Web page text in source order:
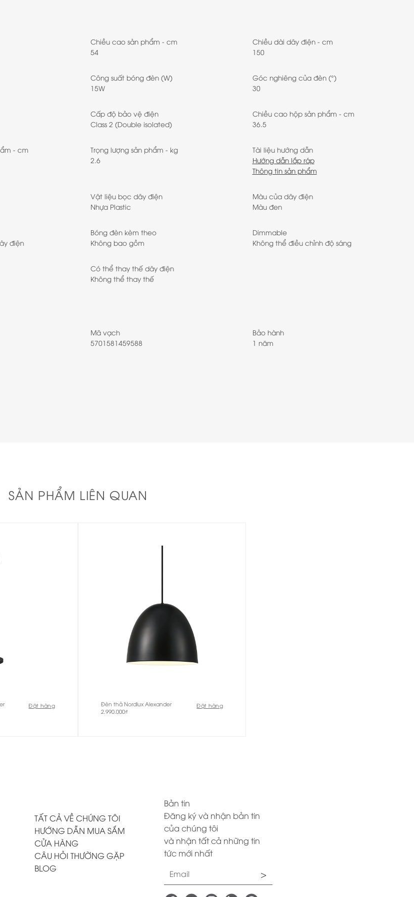
Chiều cao sản phẩm - cm
54
Chiều dài dây điện - cm
150
Công suất bóng đèn (W)
15W
Góc nghiêng của đèn (°)
30
Cấp độ bảo vệ điện
Class 2 (Double isolated)
Chiều cao hộp sản phẩm - cm
36.5
- cm
Trọng lượng sản phẩm - kg
2.6
Tài liệu hướng dẫn
Hướng dẫn lắp ráp
Thông tin sản phẩm
Vật liệu bọc dây điện
Nhựa Plastic
Màu của dây điện
Màu đen
điện
Bóng đèn kèm theo
Không bao gồm
Dimmable
Không thể điều chỉnh độ sáng
Có thể thay thế dây điện
Không thể thay thế
Mã vạch
5701581459588
Bảo hành
1 năm
SẢN PHẨM LIÊN QUAN
Đặt hàng
Đèn thả Nordlux Alexander
2.990.000₫
Đặt hàng
TẤT CẢ VỀ CHÚNG TÔI
HƯỚNG DẪN MUA SẮM
CỬA HÀNG
CÂU HỎI THƯỜNG GẶP
BLOG
Bản tin
Đăng ký và nhận bản tin
của chúng tôi
và nhận tất cả những tin
tức mới nhất